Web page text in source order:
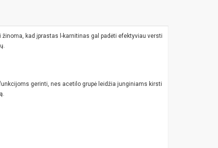
kad įprastas l-karnitinas gal padėti efektyviau versti
gerinti, nes acetilo grupė leidžia junginiams kirsti